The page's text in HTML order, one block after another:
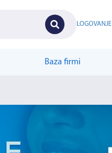
LOGOVANJE
Baza firmi